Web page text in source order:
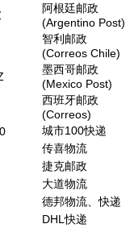
阿根廷邮政
(Argentino Post)
智利邮政
(Correos Chile)
墨西哥邮政
(Mexico Post)
西班牙邮政
(Correos)
城市100快递
传喜物流
捷克邮政
大道物流
德邦物流、快递
DHL快递